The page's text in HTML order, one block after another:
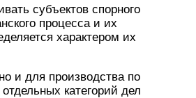
субъектов спорного
процесса и их
характером их
и для производства по
категорий дел